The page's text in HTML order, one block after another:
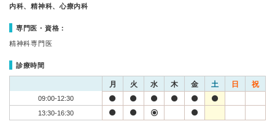
内科、精神科、心療内科
専門医・資格：
精神科専門医
診療時間
月 火 水 木 金 土 日 祝
09:00-12:30
13:30-16:30